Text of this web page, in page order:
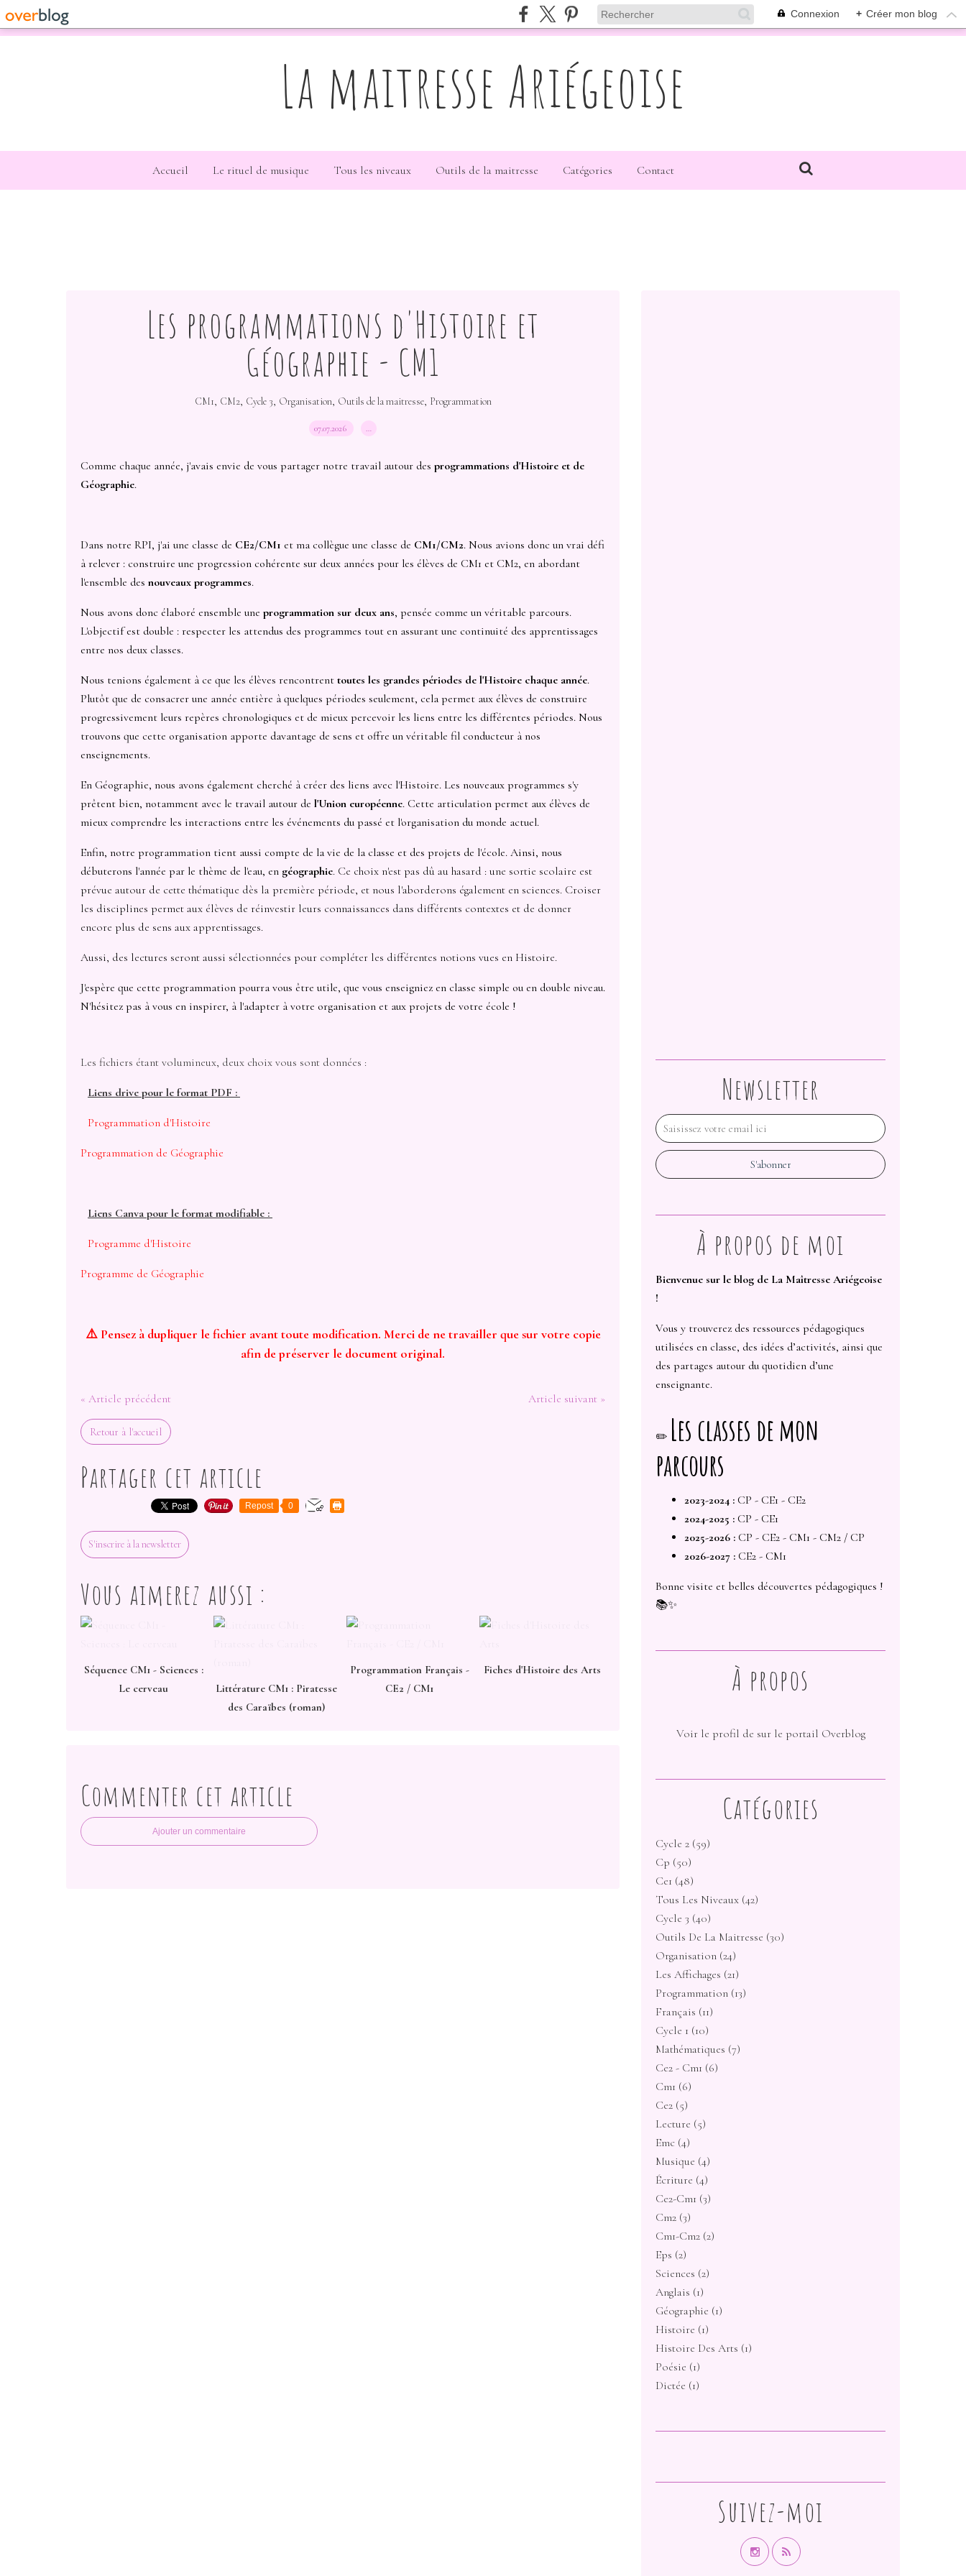
Connexion + Créer mon blog
La maitresse Ariégeoise
Accueil Le rituel de musique Tous les niveaux Outils de la maitresse Catégories Contact
Les programmations d'Histoire et
Géographie - CM1
CM1, CM2, Cycle 3, Organisation, Outils de la maitresse, Programmation
07.07.2026 …
Comme chaque année, j'avais envie de vous partager notre travail autour des programmations d'Histoire et de
Géographie.
Dans notre RPI, j'ai une classe de CE2/CM1 et ma collègue une classe de CM1/CM2. Nous avions donc un vrai défi
à relever : construire une progression cohérente sur deux années pour les élèves de CM1 et CM2, en abordant
l'ensemble des nouveaux programmes.
Nous avons donc élaboré ensemble une programmation sur deux ans, pensée comme un véritable parcours.
L'objectif est double : respecter les attendus des programmes tout en assurant une continuité des apprentissages
entre nos deux classes.
Nous tenions également à ce que les élèves rencontrent toutes les grandes périodes de l'Histoire chaque année.
Plutôt que de consacrer une année entière à quelques périodes seulement, cela permet aux élèves de construire
progressivement leurs repères chronologiques et de mieux percevoir les liens entre les différentes périodes. Nous
trouvons que cette organisation apporte davantage de sens et offre un véritable fil conducteur à nos
enseignements.
En Géographie, nous avons également cherché à créer des liens avec l'Histoire. Les nouveaux programmes s'y
prêtent bien, notamment avec le travail autour de l'Union européenne. Cette articulation permet aux élèves de
mieux comprendre les interactions entre les événements du passé et l'organisation du monde actuel.
Enfin, notre programmation tient aussi compte de la vie de la classe et des projets de l'école. Ainsi, nous
débuterons l'année par le thème de l'eau, en géographie. Ce choix n'est pas dû au hasard : une sortie scolaire est
prévue autour de cette thématique dès la première période, et nous l'aborderons également en sciences. Croiser
les disciplines permet aux élèves de réinvestir leurs connaissances dans différents contextes et de donner
encore plus de sens aux apprentissages.
Aussi, des lectures seront aussi sélectionnées pour compléter les différentes notions vues en Histoire.
J'espère que cette programmation pourra vous être utile, que vous enseigniez en classe simple ou en double niveau.
N'hésitez pas à vous en inspirer, à l'adapter à votre organisation et aux projets de votre école !
Les fichiers étant volumineux, deux choix vous sont données :
Liens drive pour le format PDF :
Programmation d'Histoire
Programmation de Géographie
Liens Canva pour le format modifiable :
Programme d'Histoire
Programme de Géographie
⚠️ Pensez à dupliquer le fichier avant toute modification. Merci de ne travailler que sur votre copie
afin de préserver le document original.
« Article précédent Article suivant »
Retour à l'accueil
Partager cet article
Repost 0
S'inscrire à la newsletter
Vous aimerez aussi :
Séquence CM1 - Sciences :
Le cerveau
Littérature CM1 : Piratesse
des Caraïbes (roman)
Programmation Français -
CE2 / CM1
Fiches d'Histoire des Arts
Commenter cet article
Ajouter un commentaire
Newsletter
Catégories
Cycle 2 (59)
Cp (50)
Ce1 (48)
Tous Les Niveaux (42)
Cycle 3 (40)
Outils De La Maitresse (30)
Organisation (24)
Les Affichages (21)
Programmation (13)
Français (11)
Cycle 1 (10)
Mathématiques (7)
Ce2 - Cm1 (6)
Cm1 (6)
Ce2 (5)
Lecture (5)
Emc (4)
Musique (4)
Écriture (4)
Ce2-Cm1 (3)
Cm2 (3)
Cm1-Cm2 (2)
Eps (2)
Sciences (2)
Anglais (1)
Géographie (1)
Histoire (1)
Histoire Des Arts (1)
Poésie (1)
Dictée (1)
Suivez-moi
À propos
Voir le profil de sur le portail Overblog
À propos de moi
Bienvenue sur le blog de La Maîtresse Ariégeoise
!
Vous y trouverez des ressources pédagogiques
utilisées en classe, des idées d’activités, ainsi que
des partages autour du quotidien d’une
enseignante.
✏️ Les classes de mon
parcours
2023-2024 : CP - CE1 - CE2
2024-2025 : CP - CE1
2025-2026 : CP - CE2 - CM1 - CM2 / CP
2026-2027 : CE2 - CM1
Bonne visite et belles découvertes pédagogiques !
📚✨